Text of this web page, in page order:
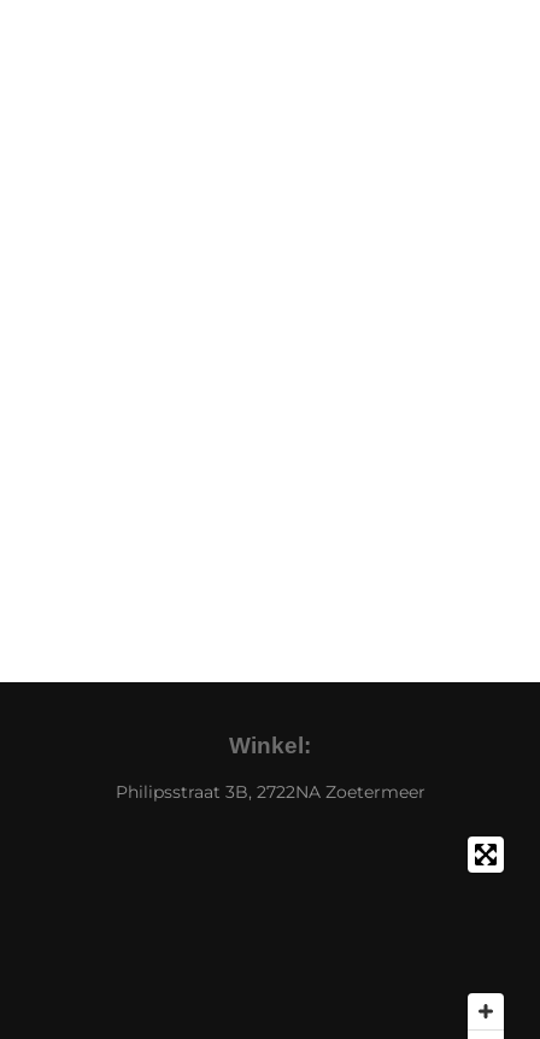
Winkel:
Philipsstraat 3B, 2722NA Zoetermeer